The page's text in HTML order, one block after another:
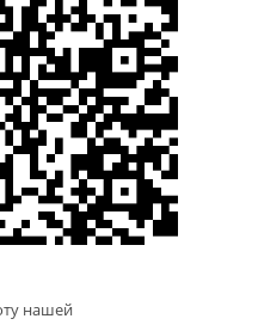
нашей